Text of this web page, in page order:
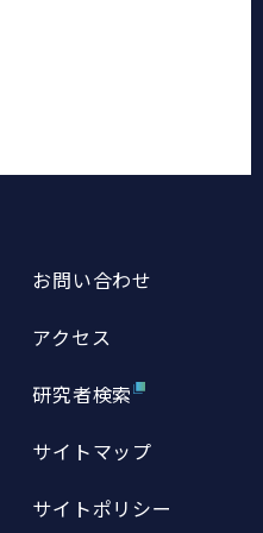
お問い合わせ
アクセス
研究者検索
サイトマップ
サイトポリシー